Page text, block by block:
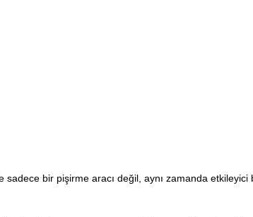
bir pişirme aracı değil, aynı zamanda etkileyici